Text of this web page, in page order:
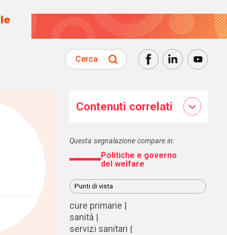
Cerca
Contenuti correlati
Questa segnalazione compare in:
Politiche e governo
del welfare
Punti di vista
cure primarie
sanità
servizi sanitari